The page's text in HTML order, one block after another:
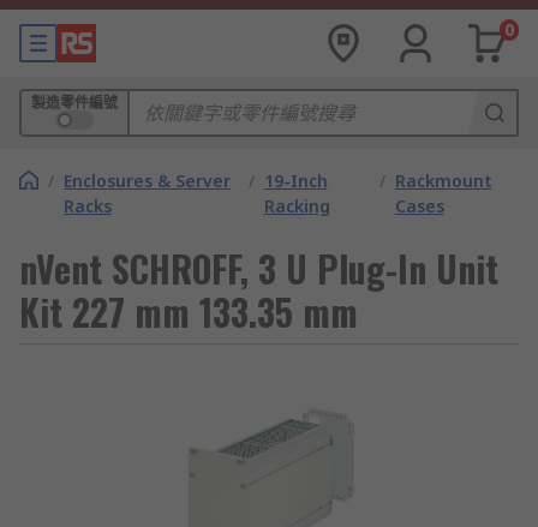
0
製造零件編號
/ Enclosures & Server
Racks
/ 19-Inch
Racking
/ Rackmount
Cases
nVent SCHROFF, 3 U Plug-In Unit
Kit 227 mm 133.35 mm